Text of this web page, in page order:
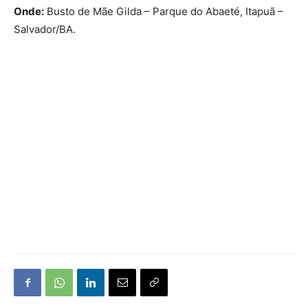
Onde: Busto de Mãe Gilda – Parque do Abaeté, Itapuã –
Salvador/BA.